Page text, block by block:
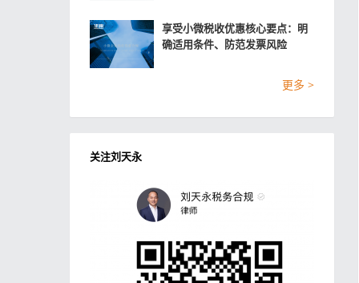
享受小微税收优惠核心要点：明
确适用条件、防范发票风险
更多 >
关注刘天永